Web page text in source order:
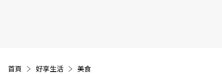
首頁 好享生活 美食